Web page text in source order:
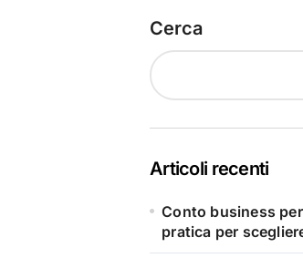
Cerca
Articoli recenti
Conto business
pratica per